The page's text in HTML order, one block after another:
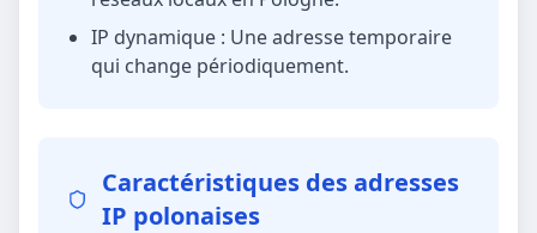
IP dynamique : Une adresse temporaire
qui change périodiquement.
Caractéristiques des adresses
IP polonaises